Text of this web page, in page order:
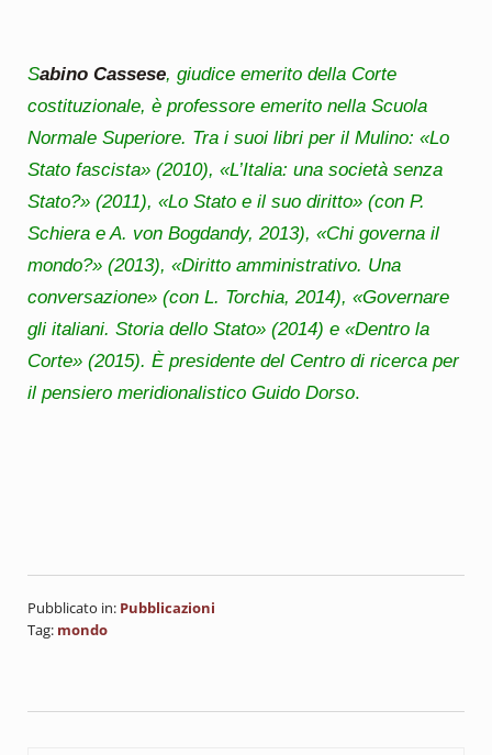
Sabino Cassese, giudice emerito della Corte
costituzionale, è professore emerito nella Scuola
Normale Superiore. Tra i suoi libri per il Mulino: «Lo
Stato fascista» (2010), «L’Italia: una società senza
Stato?» (2011), «Lo Stato e il suo diritto» (con P.
Schiera e A. von Bogdandy, 2013), «Chi governa il
mondo?» (2013), «Diritto amministrativo. Una
conversazione» (con L. Torchia, 2014), «Governare
gli italiani. Storia dello Stato» (2014) e «Dentro la
Corte» (2015). È presidente del Centro di ricerca per
il pensiero meridionalistico Guido Dorso.
Pubblicato in: Pubblicazioni
Tag: mondo